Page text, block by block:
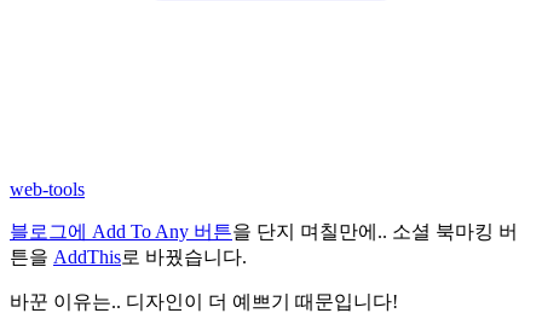
web-tools
블로그에 Add To Any 버튼을 단지 며칠만에.. 소셜 북마킹 버
튼을 AddThis로 바꿨습니다.
바꾼 이유는.. 디자인이 더 예쁘기 때문입니다!